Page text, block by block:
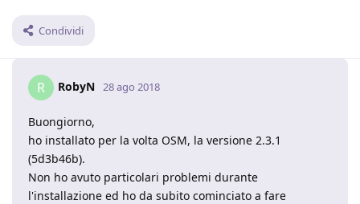
Condividi
R RobyN 28 ago 2018
Buongiorno,
ho installato per la volta OSM, la versione 2.3.1
(5d3b46b).
Non ho avuto particolari problemi durante
l'installazione ed ho da subito cominciato a fare